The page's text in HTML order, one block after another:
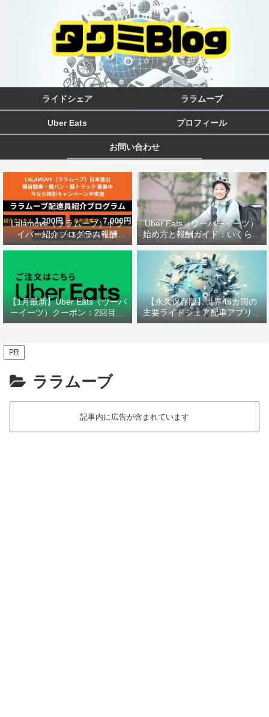
ライドシェア ララムーブ
Uber Eats プロフィール
お問い合わせ
Lalamove（ララムーブ）ドラ
イバー紹介プログラム報酬
5000円：条件達成で8200円ボ
Uber Eats（ウーバーイーツ）
始め方と報酬ガイド：いくら稼
げる？配達バッグは？徹底解説
【1月最新】Uber Eats（ウーバ
ーイーツ）クーポン：2回目以
降、マクドナルド、ケンタッキ
【永久保存版】世界46カ国の
主要ライドシェア配車アプリ一
覧：
PR
ララムーブ
記事内に広告が含まれています